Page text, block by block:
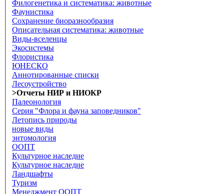
Филогенетика и систематика: животные
Фаунистика
Сохранение биоразнообразия
Описательная систематика: животные
Виды-вселенцы
Экосистемы
Флористика
ЮНЕСКО
Аннотированные списки
Лесоустройство
>Отчеты НИР и НИОКР
Палеонология
Серия "Флора и фауна заповедников"
Летопись природы
новые виды
энтомология
ООПТ
Культурное наследие
Культурное наследие
Ландшафты
Туризм
Менеджмент ООПТ